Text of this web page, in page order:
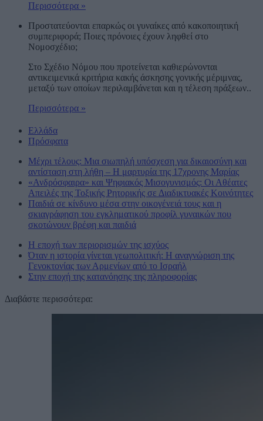
Περισσότερα »
Προστατεύονται επαρκώς οι γυναίκες από κακοποιητική
συμπεριφορά; Ποιες πρόνοιες έχουν ληφθεί στο
Νομοσχέδιο;
Στο Σχέδιο Νόμου που προτείνεται καθιερώνονται
αντικειμενικά κριτήρια κακής άσκησης γονικής μέριμνας,
μεταξύ των οποίων περιλαμβάνεται και η τέλεση πράξεων..
Περισσότερα »
Ελλάδα
Πρόσφατα
Μέχρι τέλους: Μια σιωπηλή υπόσχεση για δικαιοσύνη και
αντίσταση στη λήθη – Η μαρτυρία της 17χρονης Μαρίας
«Ανδρόσφαιρα» και Ψηφιακός Μισογυνισμός: Οι Αθέατες
Απειλές της Τοξικής Ρητορικής σε Διαδικτυακές Κοινότητες
Παιδιά σε κίνδυνο μέσα στην οικογένειά τους και η
σκιαγράφηση του εγκληματικού προφίλ γυναικών που
σκοτώνουν βρέφη και παιδιά
Η εποχή των περιορισμών της ισχύος
Όταν η ιστορία γίνεται γεωπολιτική: Η αναγνώριση της
Γενοκτονίας των Αρμενίων από το Ισραήλ
Στην εποχή της κατανόησης της πληροφορίας
Διαβάστε περισσότερα: